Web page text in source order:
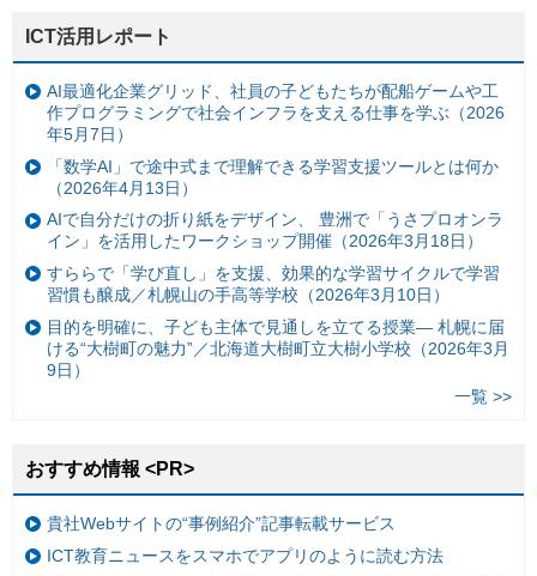
ICT活用レポート
AI最適化企業グリッド、社員の子どもたちが配船ゲームや工
作プログラミングで社会インフラを支える仕事を学ぶ（2026
年5月7日）
「数学AI」で途中式まで理解できる学習支援ツールとは何か
（2026年4月13日）
AIで自分だけの折り紙をデザイン、 豊洲で「うさプロオンラ
イン」を活用したワークショップ開催（2026年3月18日）
すららで「学び直し」を支援、効果的な学習サイクルで学習
習慣も醸成／札幌山の手高等学校（2026年3月10日）
目的を明確に、子ども主体で見通しを立てる授業— 札幌に届
ける“大樹町の魅力”／北海道大樹町立大樹小学校（2026年3月
9日）
一覧 >>
おすすめ情報 <PR>
貴社Webサイトの“事例紹介”記事転載サービス
ICT教育ニュースをスマホでアプリのように読む方法